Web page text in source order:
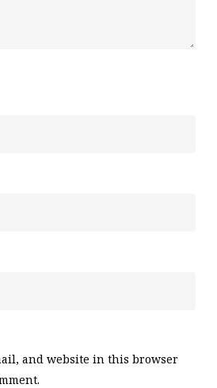
and website in this browser